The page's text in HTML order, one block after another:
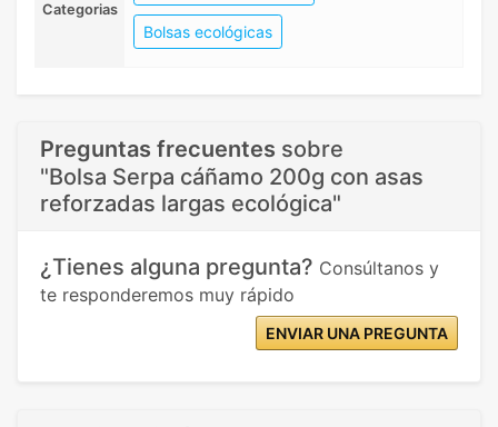
Categorias
Bolsas ecológicas
Preguntas frecuentes sobre
"Bolsa Serpa cáñamo 200g con asas
reforzadas largas ecológica"
¿Tienes alguna pregunta? Consúltanos y
te responderemos muy rápido
ENVIAR UNA PREGUNTA